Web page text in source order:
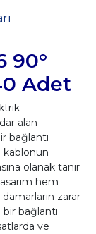
90°
Adet
alan
bağlantı
kablonun
olanak tanır
hem
zarar
bağlantı
ve